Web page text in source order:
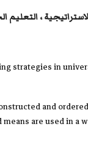
، التعليم
strategies in
and
are used in a